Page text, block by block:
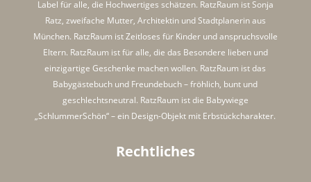
Label für alle, die Hochwertiges schätzen. RatzRaum ist Sonja
Ratz, zweifache Mutter, Architektin und Stadtplanerin aus
München. RatzRaum ist Zeitloses für Kinder und anspruchsvolle
Eltern. RatzRaum ist für alle, die das Besondere lieben und
einzigartige Geschenke machen wollen. RatzRaum ist das
Babygästebuch und Freundebuch – fröhlich, bunt und
geschlechtsneutral. RatzRaum ist die Babywiege
„SchlummerSchön“ – ein Design-Objekt mit Erbstückcharakter.
Rechtliches